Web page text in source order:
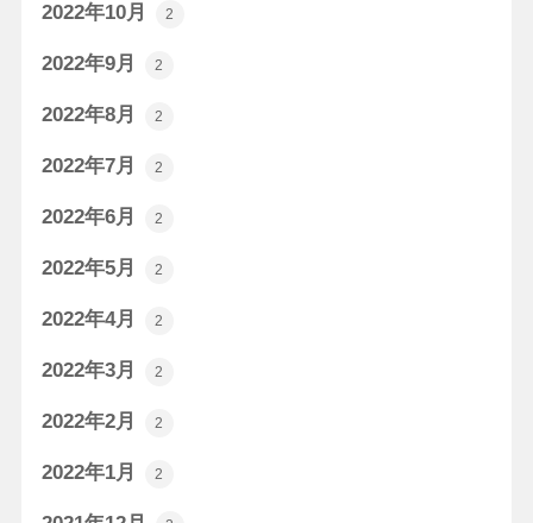
2022年10月 2
2022年9月 2
2022年8月 2
2022年7月 2
2022年6月 2
2022年5月 2
2022年4月 2
2022年3月 2
2022年2月 2
2022年1月 2